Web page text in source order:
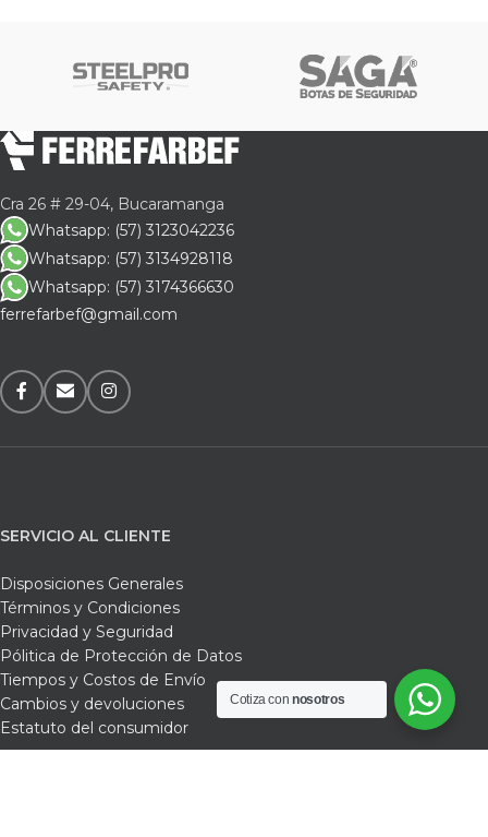
Cra 26 # 29-04, Bucaramanga
Whatsapp: (57) 3123042236
Whatsapp: (57) 3134928118
Whatsapp: (57) 3174366630
ferrefarbef@gmail.com
SERVICIO AL CLIENTE
Disposiciones Generales
Términos y Condiciones
Privacidad y Seguridad
Pólitica de Protección de Datos
Tiempos y Costos de Envío
Cambios y devoluciones
Estatuto del consumidor
Cotiza connosotros